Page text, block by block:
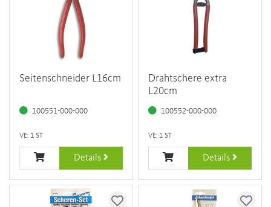
Seitenschneider L16cm
100551-000-000
VE: 1 ST
Details
Drahtschere extra
L20cm
100552-000-000
VE: 1 ST
Details